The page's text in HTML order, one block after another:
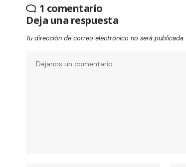
1 comentario
Deja una respuesta
Tu dirección de correo electrónico no será publicada.